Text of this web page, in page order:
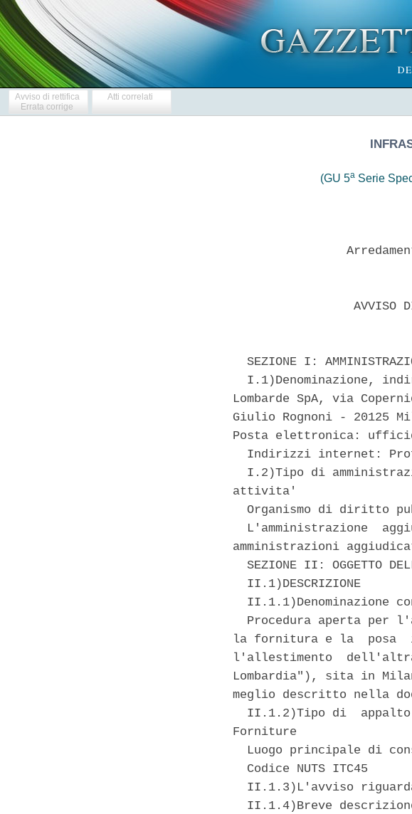
Avviso di rettifica
Errata corrige
Atti correlati
(GU 5a Serie
AVVISO
SEZIONE I:
I.1)Denominazione,
Lombarde SpA, via
Giulio Rognoni - 20125
Posta elettronica:
Indirizzi internet:
I.2)Tipo di
attivita'
Organismo di diritto
L'amministrazione
amministrazioni
SEZIONE II: OGGETTO
  II.1)DESCRIZIONE
II.1.1)Denominazione
Procedura aperta per
la fornitura e la  posa
l'allestimento
Lombardia"), sita in
meglio descritto nella
II.1.2)Tipo di
Forniture
Luogo principale di
  Codice NUTS ITC45
II.1.3)L'avviso
II.1.4)Breve